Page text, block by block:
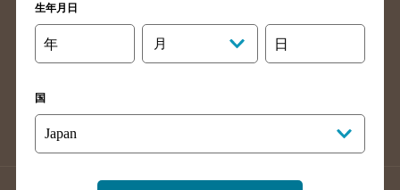
高知県のバー検索
福岡県のバー検索
長崎県のバー検索
佐賀県のバー検索
生年月日
年 月 日
国